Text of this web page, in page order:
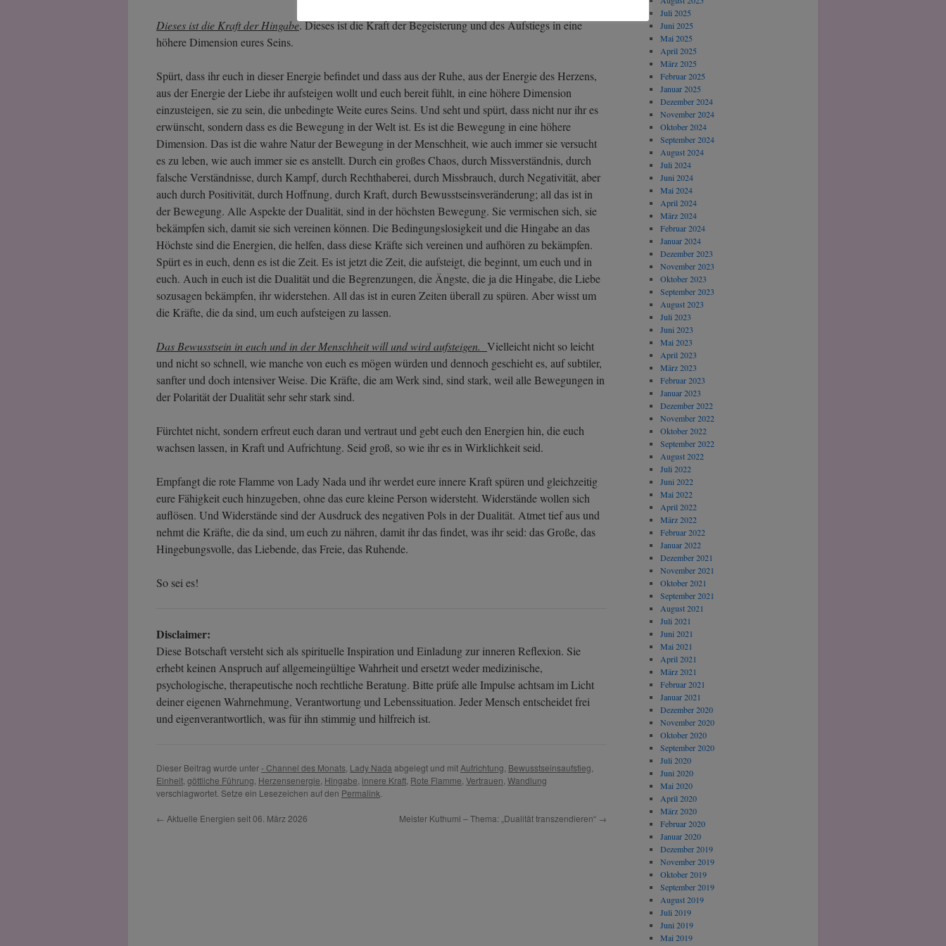
Dieses ist die Kraft der Hingabe. Dieses ist die Kraft der Begeisterung und des Aufstiegs in eine
höhere Dimension eures Seins.
Spürt, dass ihr euch in dieser Energie befindet und dass aus der Ruhe, aus der Energie des Herzens,
aus der Energie der Liebe ihr aufsteigen wollt und euch bereit fühlt, in eine höhere Dimension
einzusteigen, sie zu sein, die unbedingte Weite eures Seins. Und seht und spürt, dass nicht nur ihr es
erwünscht, sondern dass es die Bewegung in der Welt ist. Es ist die Bewegung in eine höhere
Dimension. Das ist die wahre Natur der Bewegung in der Menschheit, wie auch immer sie versucht
es zu leben, wie auch immer sie es anstellt. Durch ein großes Chaos, durch Missverständnis, durch
falsche Verständnisse, durch Kampf, durch Rechthaberei, durch Missbrauch, durch Negativität, aber
auch durch Positivität, durch Hoffnung, durch Kraft, durch Bewusstseinsveränderung; all das ist in
der Bewegung. Alle Aspekte der Dualität, sind in der höchsten Bewegung. Sie vermischen sich, sie
bekämpfen sich, damit sie sich vereinen können. Die Bedingungslosigkeit und die Hingabe an das
Höchste sind die Energien, die helfen, dass diese Kräfte sich vereinen und aufhören zu bekämpfen.
Spürt es in euch, denn es ist die Zeit. Es ist jetzt die Zeit, die aufsteigt, die beginnt, um euch und in
euch. Auch in euch ist die Dualität und die Begrenzungen, die Ängste, die ja die Hingabe, die Liebe
sozusagen bekämpfen, ihr widerstehen. All das ist in euren Zeiten überall zu spüren. Aber wisst um
die Kräfte, die da sind, um euch aufsteigen zu lassen.
Das Bewusstsein in euch und in der Menschheit will und wird aufsteigen. Vielleicht nicht so leicht
und nicht so schnell, wie manche von euch es mögen würden und dennoch geschieht es, auf subtiler,
sanfter und doch intensiver Weise. Die Kräfte, die am Werk sind, sind stark, weil alle Bewegungen in
der Polarität der Dualität sehr sehr stark sind.
Fürchtet nicht, sondern erfreut euch daran und vertraut und gebt euch den Energien hin, die euch
wachsen lassen, in Kraft und Aufrichtung. Seid groß, so wie ihr es in Wirklichkeit seid.
Empfangt die rote Flamme von Lady Nada und ihr werdet eure innere Kraft spüren und gleichzeitig
eure Fähigkeit euch hinzugeben, ohne das eure kleine Person widersteht. Widerstände wollen sich
auflösen. Und Widerstände sind der Ausdruck des negativen Pols in der Dualität. Atmet tief aus und
nehmt die Kräfte, die da sind, um euch zu nähren, damit ihr das findet, was ihr seid: das Große, das
Hingebungsvolle, das Liebende, das Freie, das Ruhende.
So sei es!
Disclaimer:
Diese Botschaft versteht sich als spirituelle Inspiration und Einladung zur inneren Reflexion. Sie
erhebt keinen Anspruch auf allgemeingültige Wahrheit und ersetzt weder medizinische,
psychologische, therapeutische noch rechtliche Beratung. Bitte prüfe alle Impulse achtsam im Licht
deiner eigenen Wahrnehmung, Verantwortung und Lebenssituation. Jeder Mensch entscheidet frei
und eigenverantwortlich, was für ihn stimmig und hilfreich ist.
Dieser Beitrag wurde unter- Channel des Monats Lady Nada abgelegt und mit Aufrichtung Bewusstseinsaufstieg
Einheit göttliche Führung Herzensenergie Hingabe innere Kraft Rote Flamme Vertrauen Wandlung
verschlagwortet. Setze ein Lesezeichen auf den Permalink
← Aktuelle Energien seit 06. März 2026 Meister Kuthumi – Thema: „Dualität transzendieren“ →
Juli 2025
Juni 2025
Mai 2025
April 2025
März 2025
Februar 2025
Januar 2025
Dezember 2024
November 2024
Oktober 2024
September 2024
August 2024
Juli 2024
Juni 2024
Mai 2024
April 2024
März 2024
Februar 2024
Januar 2024
Dezember 2023
November 2023
Oktober 2023
September 2023
August 2023
Juli 2023
Juni 2023
Mai 2023
April 2023
März 2023
Februar 2023
Januar 2023
Dezember 2022
November 2022
Oktober 2022
September 2022
August 2022
Juli 2022
Juni 2022
Mai 2022
April 2022
März 2022
Februar 2022
Januar 2022
Dezember 2021
November 2021
Oktober 2021
September 2021
August 2021
Juli 2021
Juni 2021
Mai 2021
April 2021
März 2021
Februar 2021
Januar 2021
Dezember 2020
November 2020
Oktober 2020
September 2020
Juli 2020
Juni 2020
Mai 2020
April 2020
März 2020
Februar 2020
Januar 2020
Dezember 2019
November 2019
Oktober 2019
September 2019
August 2019
Juli 2019
Juni 2019
Mai 2019